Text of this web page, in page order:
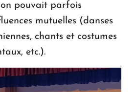
on pouvait parfois
mutuelles (danses
chants et costumes
etc.).